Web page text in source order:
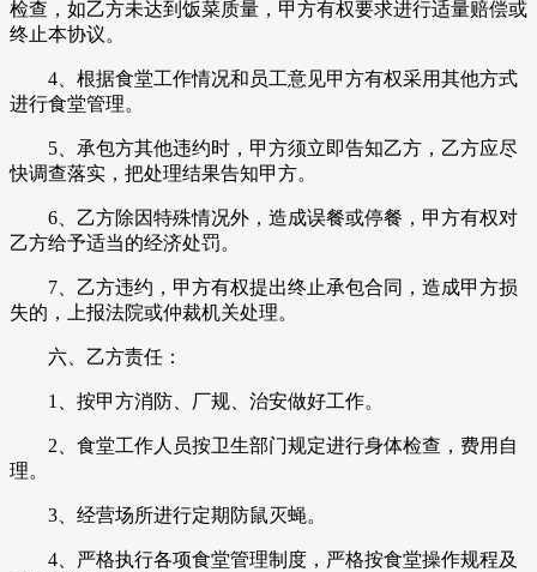
检查，如乙方未达到饭菜质量，甲方有权要求进行适量赔偿或
终止本协议。
4、根据食堂工作情况和员工意见甲方有权采用其他方式
进行食堂管理。
5、承包方其他违约时，甲方须立即告知乙方，乙方应尽
快调查落实，把处理结果告知甲方。
6、乙方除因特殊情况外，造成误餐或停餐，甲方有权对
乙方给予适当的经济处罚。
7、乙方违约，甲方有权提出终止承包合同，造成甲方损
失的，上报法院或仲裁机关处理。
六、乙方责任：
1、按甲方消防、厂规、治安做好工作。
2、食堂工作人员按卫生部门规定进行身体检查，费用自
理。
3、经营场所进行定期防鼠灭蝇。
4、严格执行各项食堂管理制度，严格按食堂操作规程及